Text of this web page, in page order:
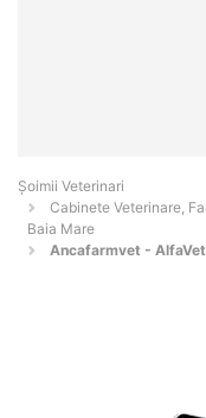
Șoimii Veterinari
Cabinete Veterinare,
Baia Mare
Ancafarmvet - AlfaVet